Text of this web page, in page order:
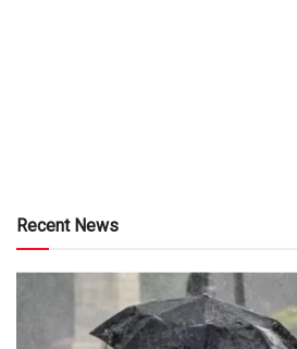
Recent News